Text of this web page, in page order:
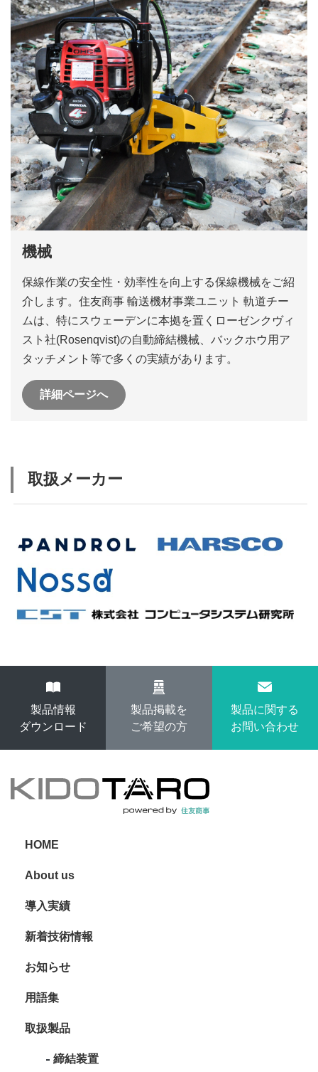
機械
保線作業の安全性・効率性を向上する保線機械をご紹
介します。住友商事 輸送機材事業ユニット 軌道チー
ムは、特にスウェーデンに本拠を置くローゼンクヴィ
スト社(Rosenqvist)の自動締結機械、バックホウ用ア
タッチメント等で多くの実績があります。
詳細ページへ
取扱メーカー
製品情報
ダウンロード
製品掲載を
ご希望の方
製品に関する
お問い合わせ
HOME
About us
導入実績
新着技術情報
お知らせ
用語集
取扱製品
締結装置